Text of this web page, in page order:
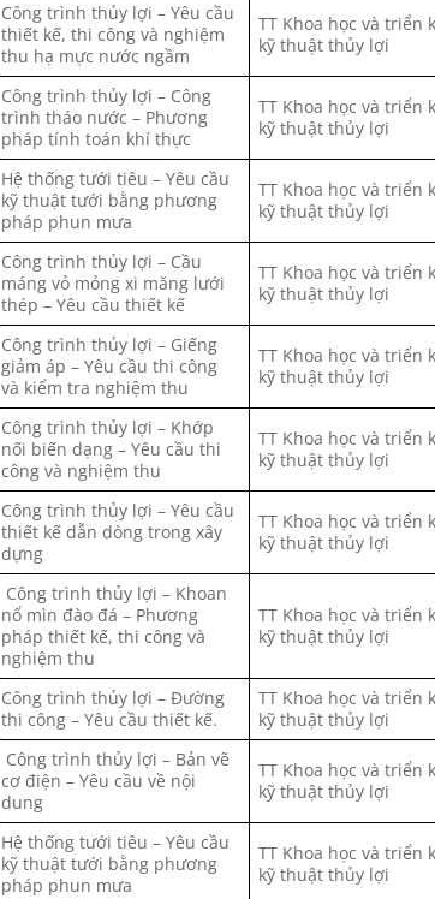
Công trình thủy lợi – Yêu cầu
thiết kế, thi công và nghiệm
thu hạ mực nước ngầm
TT Khoa học và triển
kỹ thuật thủy lợi
Công trình thủy lợi – Công
trình tháo nước – Phương
pháp tính toán khí thực
TT Khoa học và triển
kỹ thuật thủy lợi
Hệ thống tưới tiêu – Yêu cầu
kỹ thuật tưới bằng phương
pháp phun mưa
TT Khoa học và triển
kỹ thuật thủy lợi
Công trình thủy lợi – Cầu
máng vỏ mỏng xi măng lưới
thép – Yêu cầu thiết kế
TT Khoa học và triển
kỹ thuật thủy lợi
Công trình thủy lợi – Giếng
giảm áp – Yêu cầu thi công
và kiểm tra nghiệm thu
TT Khoa học và triển
kỹ thuật thủy lợi
Công trình thủy lợi – Khớp
nối biến dạng – Yêu cầu thi
công và nghiệm thu
TT Khoa học và triển
kỹ thuật thủy lợi
Công trình thủy lợi – Yêu cầu
thiết kế dẫn dòng trong xây
dựng
TT Khoa học và triển
kỹ thuật thủy lợi
Công trình thủy lợi – Khoan
nổ mìn đào đá – Phương
pháp thiết kế, thi công và
nghiệm thu
TT Khoa học và triển
kỹ thuật thủy lợi
Công trình thủy lợi – Đường
thi công – Yêu cầu thiết kế.
TT Khoa học và triển
kỹ thuật thủy lợi
Công trình thủy lợi – Bản vẽ
cơ điện – Yêu cầu về nội
dung
TT Khoa học và triển
kỹ thuật thủy lợi
Hệ thống tưới tiêu – Yêu cầu
kỹ thuật tưới bằng phương
pháp phun mưa
TT Khoa học và triển
kỹ thuật thủy lợi